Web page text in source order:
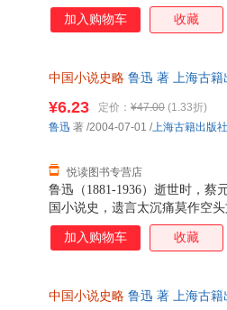
国小说史略》这部著作在鲁迅
的一生，其光辉成就是多方面
格，鲁迅著述多矣，这里特别
论述》外，第二至第二十八篇
索。它追本穷源，溯自远古的
加入购物车 收藏
中国小说史略 鲁迅 著 上海古
鲁迅（1881-1936）逝世时，蔡
国小说史，遗言太沉痛莫作空
国小说史略》这部著作在鲁迅
的一生，其光辉成就是多方面
格，鲁迅著述多矣，这里特别
¥6.23 定价： ¥47.00 (1.33折)
悦读图书专营店
鲁迅 著 /2004-07-01 /上海古籍出版社
加入购物车 收藏
中国小说史略 鲁迅 著 上海古